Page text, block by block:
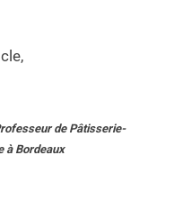
de Pâtisserie-
à Bordeaux